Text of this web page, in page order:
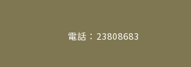
電話：23808683